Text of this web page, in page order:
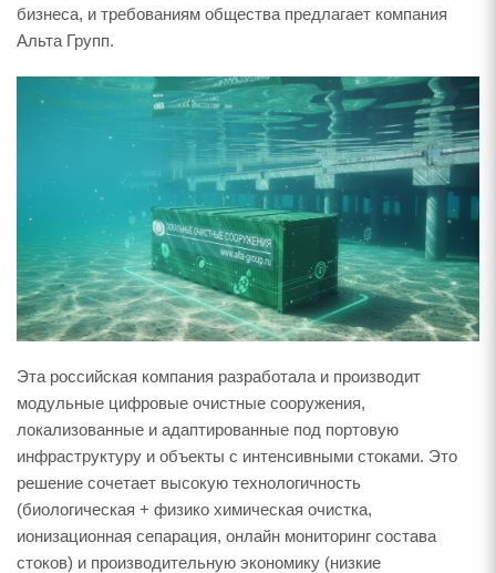
бизнеса, и требованиям общества предлагает компания
Альта Групп.
Эта российская компания разработала и производит
модульные цифровые очистные сооружения,
локализованные и адаптированные под портовую
инфраструктуру и объекты с интенсивными стоками. Это
решение сочетает высокую технологичность
(биологическая + физико химическая очистка,
ионизационная сепарация, онлайн мониторинг состава
стоков) и производительную экономику (низкие